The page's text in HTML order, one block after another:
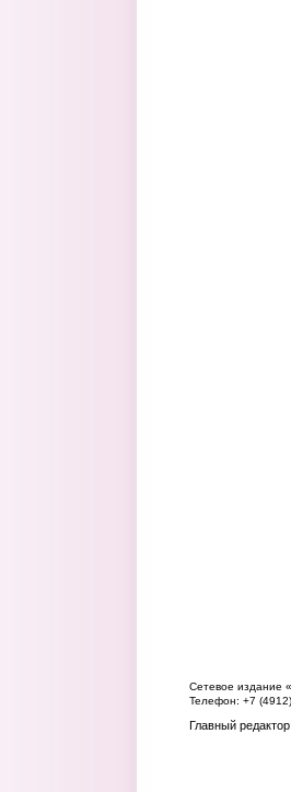
Сетевое издание
Телефон: +7
Главный